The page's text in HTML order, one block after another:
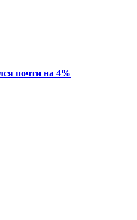
почти на 4%